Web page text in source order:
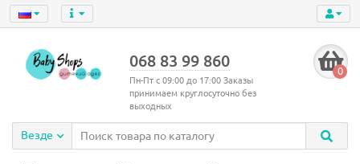
068 83 99 860
Пн-Пт с 09:00 до 17:00 Заказы
принимаем круглосуточно без
выходных
0
Везде